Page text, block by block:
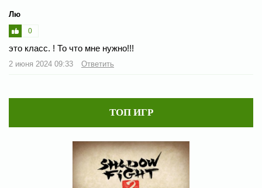
Лю
0
это класс. ! То что мне нужно!!!
2 июня 2024 09:33 Ответить
ТОП ИГР